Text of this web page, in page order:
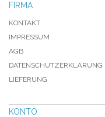
FIRMA
KONTAKT
IMPRESSUM
AGB
DATENSCHUTZERKLÄRUNG
LIEFERUNG
KONTO